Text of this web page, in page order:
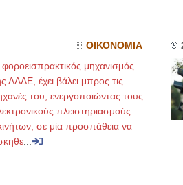
ΟΙΚΟΝΟΜΙΑ
μηχανισμός
ΑΑΔΕ, έχει βάλει μπρος τις
του, ενεργοποιώντας τους
πλειστηριασμούς
σε μία προσπάθεια να